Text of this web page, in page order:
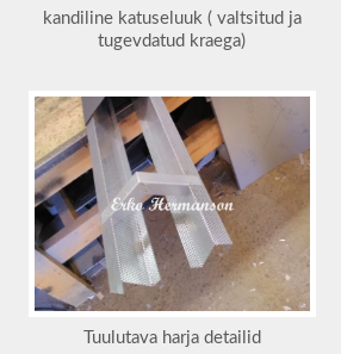
kandiline katuseluuk ( valtsitud ja
tugevdatud kraega)
Tuulutava harja detailid